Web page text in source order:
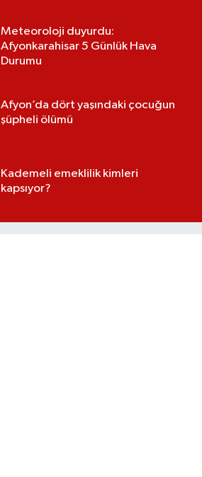
Meteoroloji duyurdu:
Afyonkarahisar 5 Günlük Hava
Durumu
Afyon’da dört yaşındaki çocuğun
şüpheli ölümü
Kademeli emeklilik kimleri
kapsıyor?